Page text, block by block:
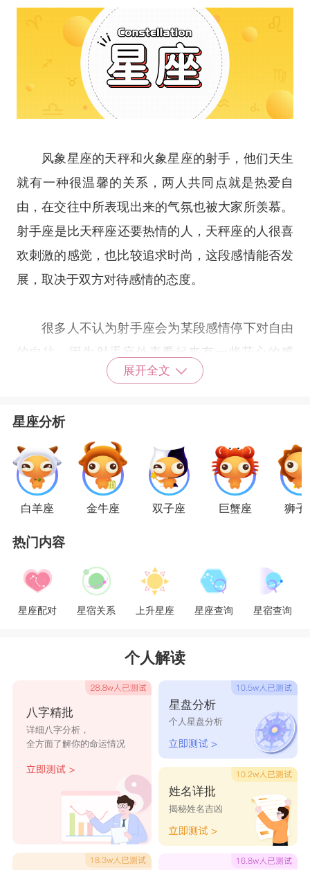
风象星座的天秤和 火象星座的射手，他们天生
就有一种很温馨的关系，两人共同点就是热爱自
由，在交往中所表现出来的气氛也被大家所羡慕。
射手座是比天秤座还要热情的人， 天秤座的人很喜
欢刺激的感觉，也比较追求时尚，这段感情能否发
展，取决于双方对待感情的态度。
很多人不认为射手座会为某段感情停下对自由
的向往，因为射手座外表看起来有一些花心的感
觉，射手追求自由，不受拘束，但是一旦遇到真正
座的时候，总是放弃自由的生活，就想一直陪伴在
天秤座的旁边，看起来花心也是因为他们还没遇到
重要的人，而天秤座的人对他们来说是拒绝一切的
理由。
天秤座和射手座能够成为一对最光鲜照人和理
想主义的伴侣。射手座会用自己全部的爱意告诉天
秤座，自己是能带给他们幸福的人，对待爱情不是
体验一下就好，而是非常认真的对待。射手座的人
和人群交往，参于各种社交活动，他们都是重视精
神、追求心智的代表人物。
热爱自由的射手，会被天秤座的人无限包容，
会给天蝎想要的自由，选择配合他们的兴趣爱好，
这样的相处模式，让两个人都很自在舒服，并且能
让射手座的人定下心来。射手座常常想象着广阔的
理想，天秤座则比较追求实际，关注的地方是人与
人之间的交流，但这不影响二人感情。
展开全文
星座分析
白羊座 金牛座 双子座 巨蟹座 狮子
热门内容
星座配对 星宿关系 上升星座 星座查询 星宿查询
个人解读
八字精批
详细八字分析，
全方面了解你的命运情况
星盘分析
个人星盘分析
姓名详批
揭秘姓名吉凶